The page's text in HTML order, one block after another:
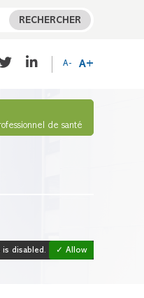
RECHERCHER
A- A+
de santé
is disabled. ✓ Allow